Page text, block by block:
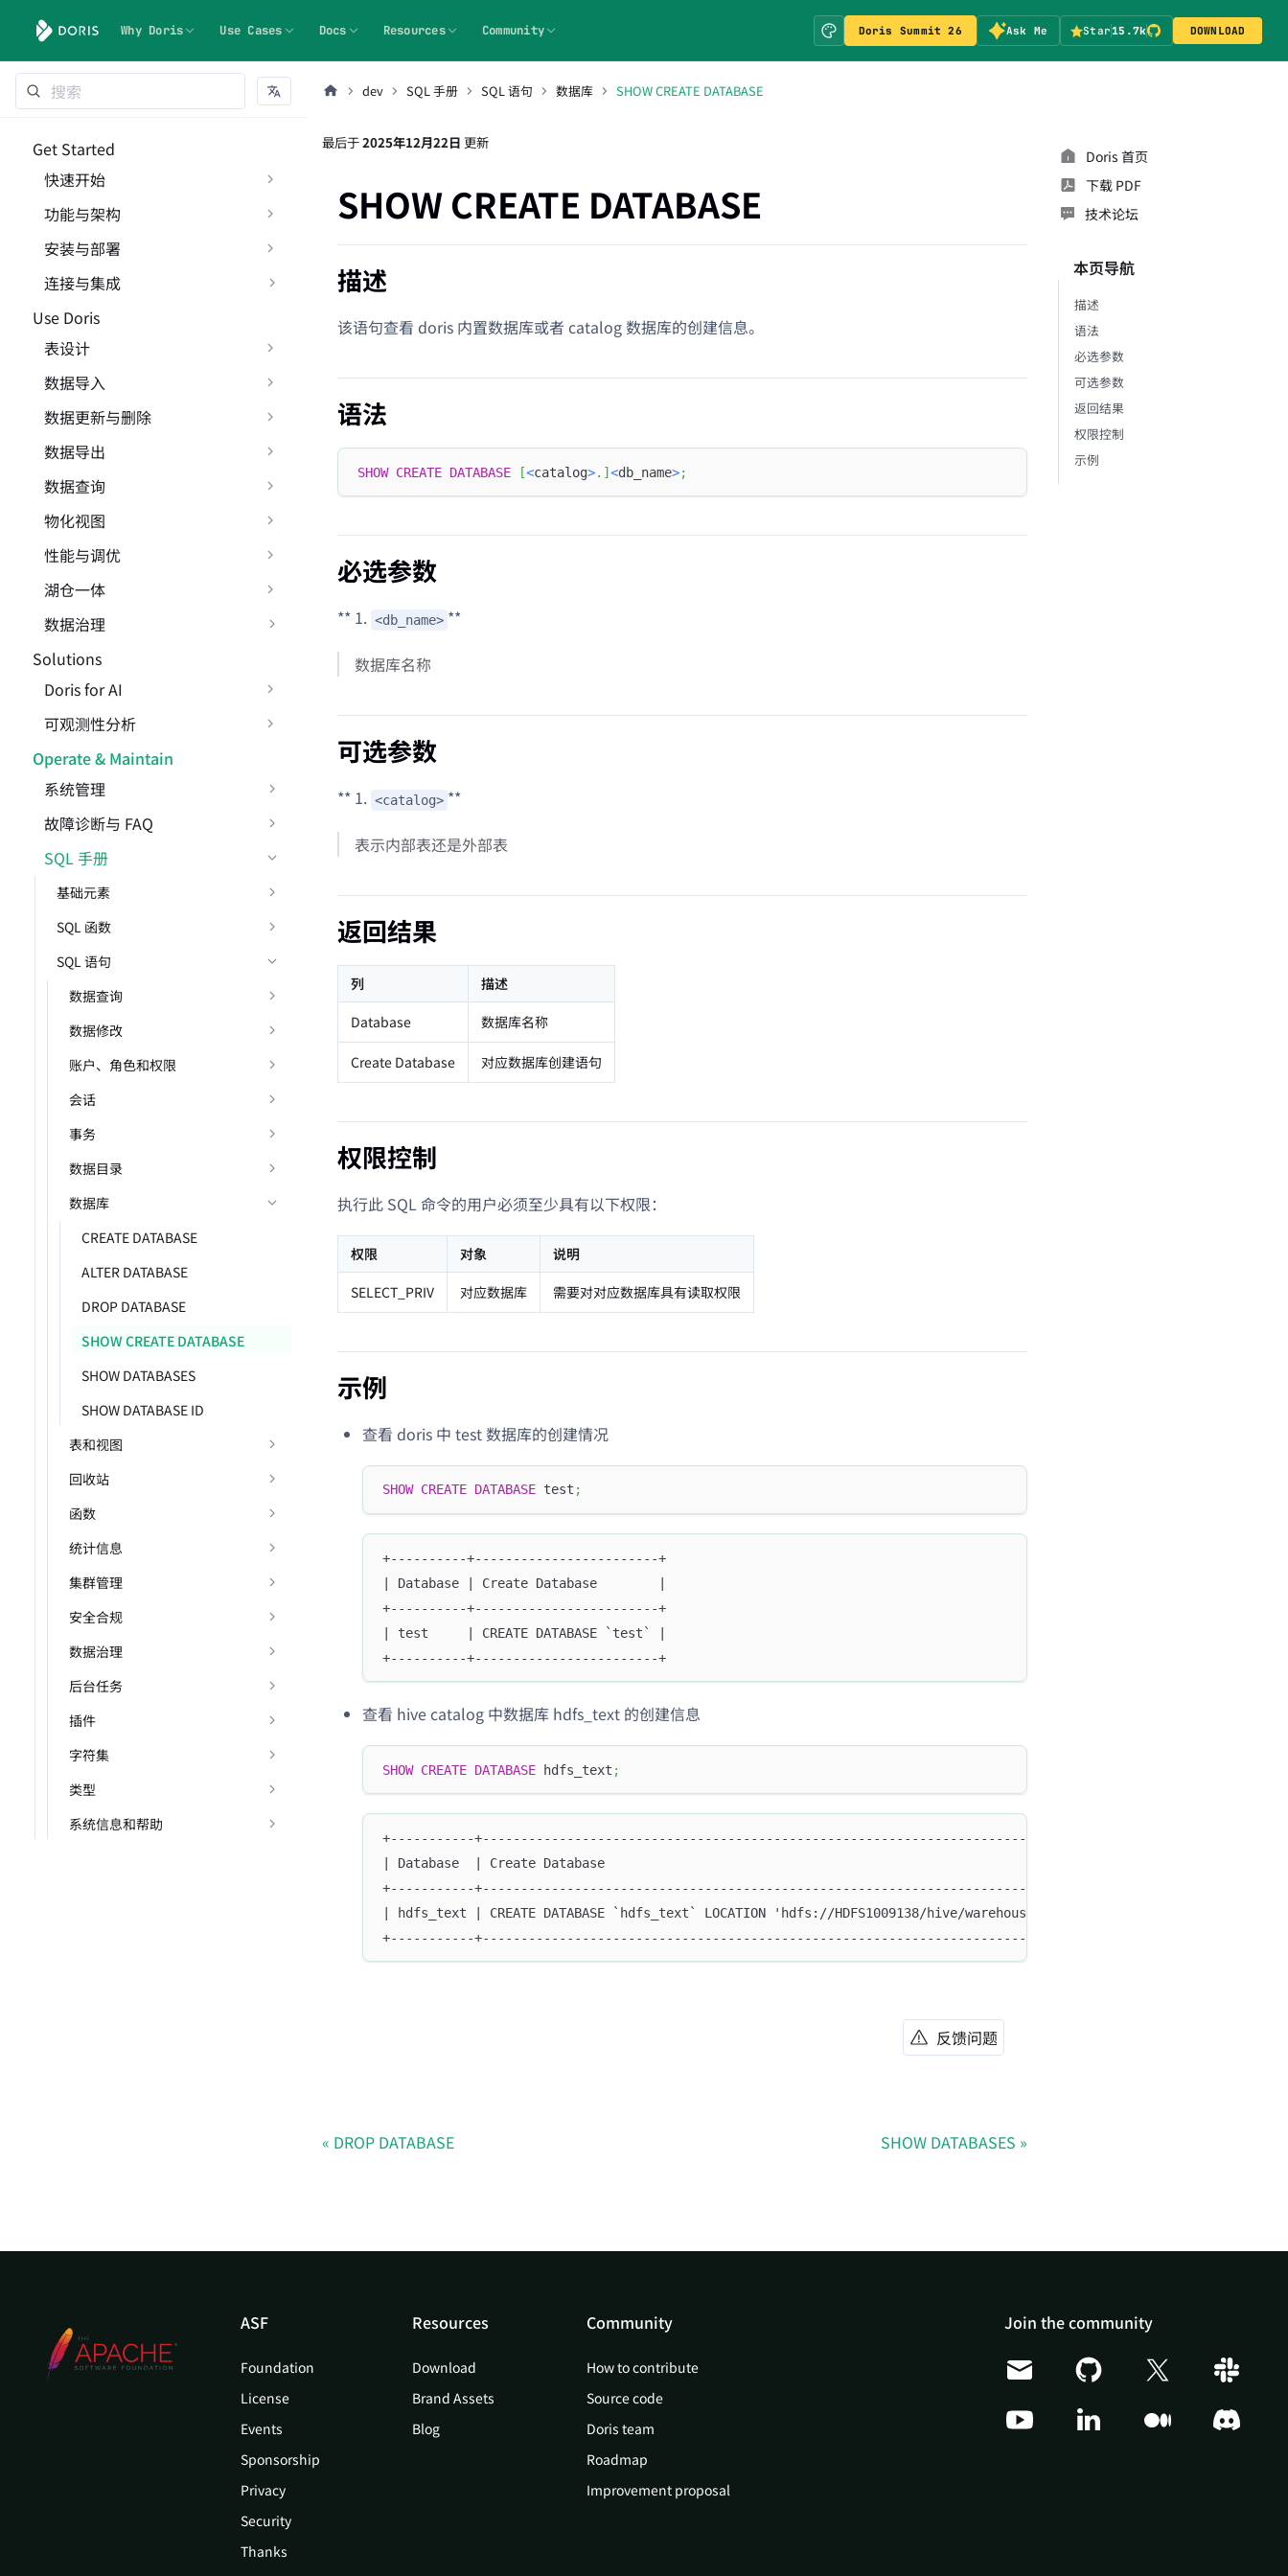
Why Doris Use Cases Docs Resources Community Doris Summit 26 Ask Me Star15.7k DOWNLOAD
Get Started
快速开始
功能与架构
安装与部署
连接与集成
Use Doris
表设计
数据导入
数据更新与删除
数据导出
数据查询
物化视图
性能与调优
湖仓一体
数据治理
Solutions
Doris for AI
可观测性分析
Operate & Maintain
系统管理
故障诊断与 FAQ
SQL 手册
基础元素
SQL 函数
SQL 语句
数据查询
数据修改
账户、角色和权限
会话
事务
数据目录
数据库
CREATE DATABASE
ALTER DATABASE
DROP DATABASE
SHOW CREATE DATABASE
SHOW DATABASES
SHOW DATABASE ID
表和视图
回收站
函数
统计信息
集群管理
安全合规
数据治理
后台任务
插件
字符集
类型
系统信息和帮助
dev SQL 手册 SQL 语句 数据库 SHOW CREATE DATABASE
最后于2025年12月22日 更新
SHOW CREATE DATABASE
描述
该语句查看 doris 内置数据库或者 catalog 数据库的创建信息。
语法
SHOW CREATE DATABASE [<catalog>. ] <db_name>;
必选参数
** 1. <db_name> **
数据库名称
可选参数
** 1. <catalog> **
表示内部表还是外部表
返回结果
列
描述
Database
数据库名称
Create Database 对应数据库创建语句
权限控制
执行此 SQL 命令的用户必须至少具有以下权限：
权限 对象
说明
SELECT_PRIV
对应数据库 需要对对应数据库具有读取权限
示例
查看 doris 中 test 数据库的创建情况
SHOW CREATE DATABASE test ;
+----------+------------------------+
| Database | Create Database        |
+----------+------------------------+
| test     | CREATE DATABASE `test` |
+----------+------------------------+
查看 hive catalog 中数据库 hdfs_text 的创建信息
SHOW CREATE DATABASE hdfs_text ;
+-----------
| Database  | Create Database
+-----------
| hdfs_text | CREATE DATABASE `hdfs_text` LOCATION 'hdfs://HDFS1009138/hive/warehouse/
+-----------+------------------------------------------------------------------------------------+
反馈问题
DROP DATABASE SHOW DATABASES
Doris 首页
下载 PDF
技术论坛
本页导航
描述
语法
必选参数
可选参数
返回结果
权限控制
示例
ASF
Foundation
License
Events
Sponsorship
Privacy
Security
Thanks
Resources
Download
Brand Assets
Blog
Community
How to contribute
Source code
Doris team
Roadmap
Improvement proposal
Join the community
Doris Summit 26